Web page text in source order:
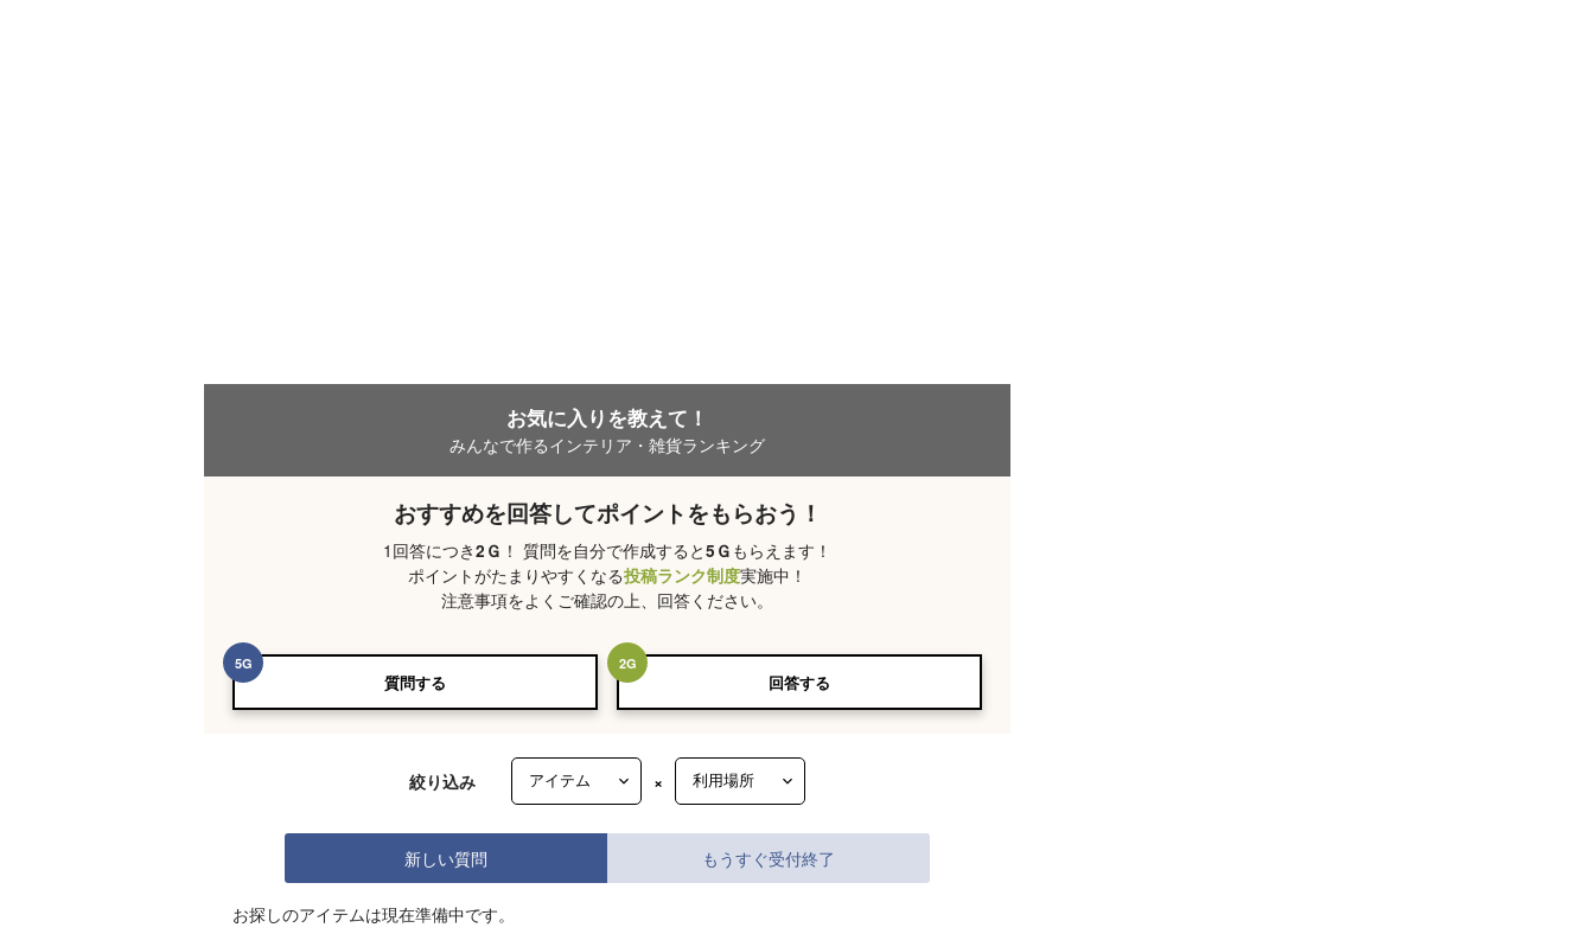
お気に入りを教えて！
みんなで作るインテリア・雑貨ランキング
おすすめを回答してポイントをもらおう！
1回答につき2 Ｇ ！ 質問を自分で作成すると5 Ｇ もらえます！
ポイントがたまりやすくなる投稿ランク制度実施中！
注意事項をよくご確認の上、回答ください。
5G
質問する
2G
回答する
絞り込み ×
新しい質問 もうすぐ受付終了
お探しのアイテムは現在準備中です。